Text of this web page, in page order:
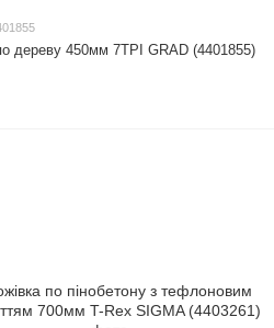
дереву 450мм 7TPI GRAD (4401855)